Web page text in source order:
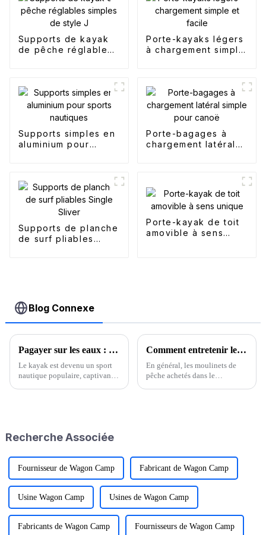
Supports de kayak
de pêche réglables
Porte-kayaks légers
à chargement simple
Supports simples en
aluminium pour
Porte-bagages à
chargement latéral
Supports de planche
de surf pliables
Porte-kayak de toit
amovible à sens
Blog Connexe
Pagayer sur les eaux : un guide complet du kayak
Le kayak est devenu un sport
nautique populaire, captivant
Comment entretenir les moulinets de pêche ?
En général, les moulinets de
pêche achetés dans le
Recherche Associée
Fournisseur de Wagon Camp Fabricant de Wagon Camp
Usine Wagon Camp Usines de Wagon Camp
Fabricants de Wagon Camp Fournisseurs de Wagon Camp